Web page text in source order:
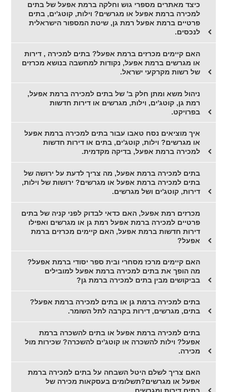
כיצד מאתרים מספרי גוש וחלקה ברמת אפעל של בתים
למכירה ברמת אפעל או מגרשים? וילות, קוטג'ים, בתים
פרטיים ברמת אפעל רמת גן, שיטת המספור הישראלית
לנכסים.
האם קיימים מכרזים ברמת אפעל? בתים למכירה , דירות
או מגרשים ברמת אפעל, נקודות למחשבה בנושא מכרזים
של רשות מקרקעי ישראל.
ניהול משא ומתן חלק ב' של בתים למכירה ברמת אפעל,
רמת גן, קוטג'ים, וילות, מגרשים או דירות חדשות
בפרויקט.
איך מוציאים נסח טאבו עבור בתים למכירה ברמת אפעל
או מגרשים? וילות, קוטג'ים, בתים או דירות חדשות
למכירה ברמת אפעל, בדיקה מקדמית.
בתים למכירה ברמת אפעל, מה צריך לדעת על ירושה של
בתים למכירה ברמת אפעל או מגרשים? ירושות של וילות,
דירות, קוטג'ים ושל מגרשים.
מכרזים רמת אפעל, האם כדאי לבדוק לפני קניה של בתים
פרטיים למכירה ברמת אפעל רמת גן או מגרשים ואפילו
דירות חדשות ברמת אפעל, האם קיימים מכרזים ברמת
אפעל?
האם קיימים מרכז מסחרי ובית ספר יסודי ברמת אפעל?
מה הופך את בתים למכירה ברמת אפעל למובילים
בביקושים מבין בתים למכירה ברמת גן?
בתים למכירה ברמת גן או בתים למכירה ברמת אפעל?
בתים, מגרשים, דירות בקרבה לתל השומר.
בתים למכירה ברמת אפעל או בתים להשכרה ברמת
אפעל? וילות להשכרה או קוטג'ים להשכרה? שכירות מול
מכירה.
האם צריך לשלם היטל השבחה על בתים למכירה ברמת
אפעל או מגרשים?תשלומים בעסקאות מכירה של